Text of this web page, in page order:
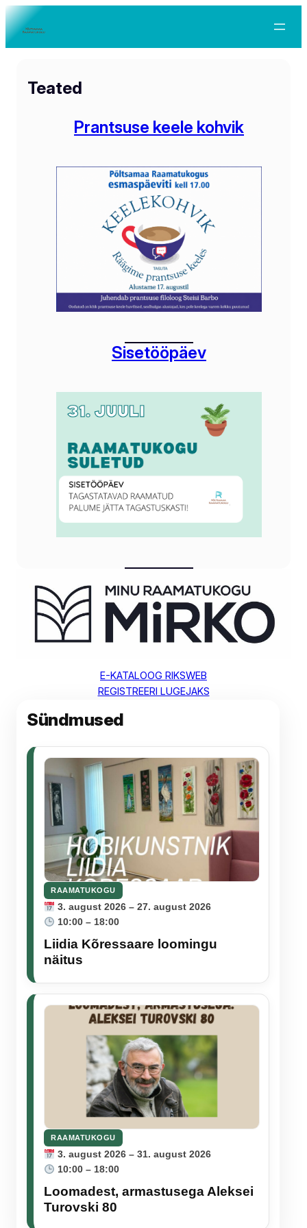
Teated
Prantsuse keele kohvik
Sisetööpäev
E-KATALOOG RIKSWEB
REGISTREERI LUGEJAKS
Sündmused
RAAMATUKOGU
3. august 2026 – 27. august 2026
10:00 – 18:00
Liidia Kõressaare loomingu
näitus
RAAMATUKOGU
3. august 2026 – 31. august 2026
10:00 – 18:00
Loomadest, armastusega Aleksei
Turovski 80